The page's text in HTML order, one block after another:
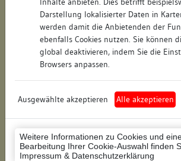
Darstellung lokalisierter Daten in
werden damit die Anbietenden der
ebenfalls Cookies nutzen. Sie können
global deaktivieren, indem Sie die
Browsers anpassen.
Ausgewählte akzeptieren Alle akzeptieren
Weitere Informationen zu Cookies und
Bearbeitung Ihrer Cookie-Auswahl finden
Impressum & Datenschutzerklärung
Regierungsbezirk: Stuttgart
Wohnplatzschlüssel:
Flurstücknummer: keine
Historischer Straßenname: keiner
Lage des Wohnplatzes: